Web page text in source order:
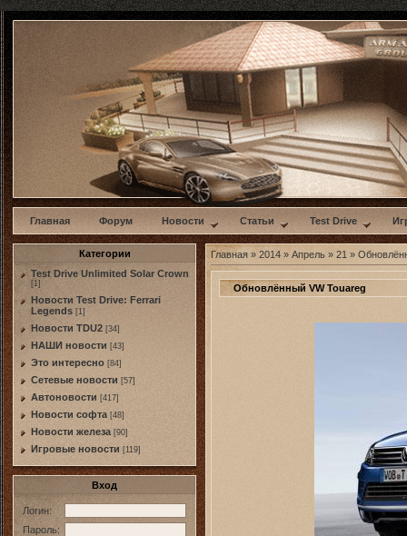
w
Главная Форум Новости Статьи Test Drive
Категории
Test Drive Unlimited Solar Crown
[1]
Новости Test Drive: Ferrari
Legends [1]
Новости TDU2 [34]
НАШИ новости [43]
Это интересно [84]
Сетевые новости [57]
Автоновости [417]
Новости софта [48]
Новоcти железа [90]
Игровые новости [119]
Вход
Логин:
Пароль:
Главная » 2014 » Апрель » 21 »
Обновлённый VW Touareg